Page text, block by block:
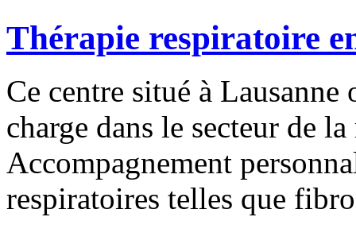
Thérapie respiratoire
Ce centre situé à
charge dans le secteur de
Accompagnement
respiratoires telles que